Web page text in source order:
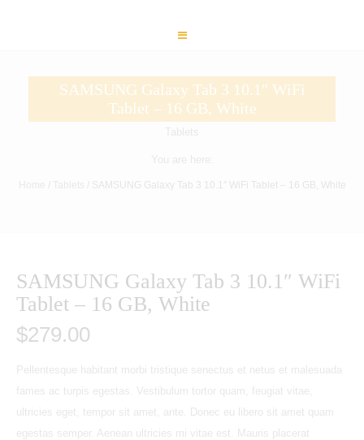
SAMSUNG Galaxy Tab 3 10.1″ WiFi
Tablet – 16 GB, White
/ SAMSUNG Galaxy Tab 3 10.1″ WiFi Tablet – 16 GB, White
SAMSUNG Galaxy Tab 3 10.1″ WiFi
Tablet – 16 GB, White
$279.00
Pellentesque habitant morbi tristique senectus et netus et malesuada
fames ac turpis egestas. Vestibulum tortor quam, feugiat vitae,
ultricies eget, tempor sit amet, ante. Donec eu libero sit amet quam
egestas semper. Aenean ultricies mi vitae est. Mauris placerat